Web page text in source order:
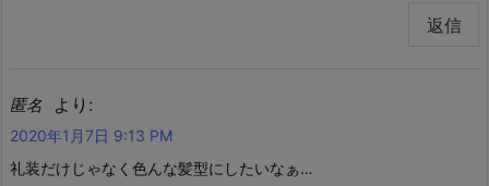
返信
匿名 より:
2020年1月7日 9:13 PM
礼装だけじゃなく色んな髪型にしたいなぁ…